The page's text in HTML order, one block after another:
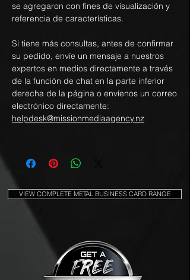
se agregaron con fines de visualización y
referencia de características.
Si tiene más consultas, antes de confirmar
su pedido, envíe un mensaje a nuestros
expertos en medios directamente a través
de la función de chat en la parte inferior
derecha de la página o envíenos un correo
electrónico directamente:
helpdesk@missionmediaagency.nz
VIEW COMPLETE METAL BUSINESS CARD RANGE